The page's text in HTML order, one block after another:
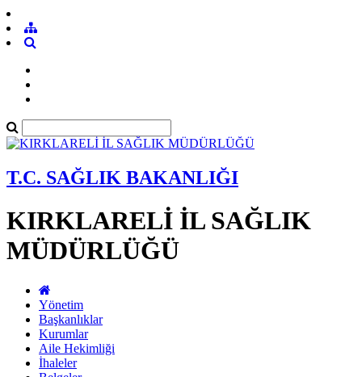
T.C. SAĞLIK BAKANLIĞI
KIRKLARELİ İL SAĞLIK
MÜDÜRLÜĞÜ
Yönetim
Başkanlıklar
Kurumlar
Aile Hekimliği
İhaleler